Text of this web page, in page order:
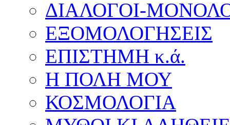
ΔΙΑΛΟΓΟΙ-
ΕΞΟΜΟΛΟΓΗΣΕΙΣ
ΕΠΙΣΤΗΜΗ κ.ά.
Η ΠΟΛΗ ΜΟΥ
ΚΟΣΜΟΛΟΓΙΑ